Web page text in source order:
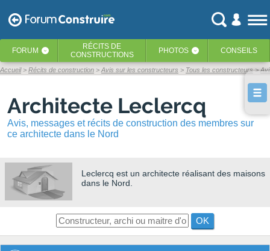
FORUM ‹ RÉCITS DE
CONSTRUCTIONS
PHOTOS ‹ CONSEILS
Accueil Récits de construction Avis sur les constructeurs Tous les constructeurs
Architecte Leclercq
Avis, messages et récits de construction des membres sur
ce architecte dans le Nord
Leclercq est un architecte réalisant des maisons
dans le Nord.
OK